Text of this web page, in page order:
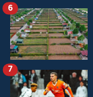
6
7